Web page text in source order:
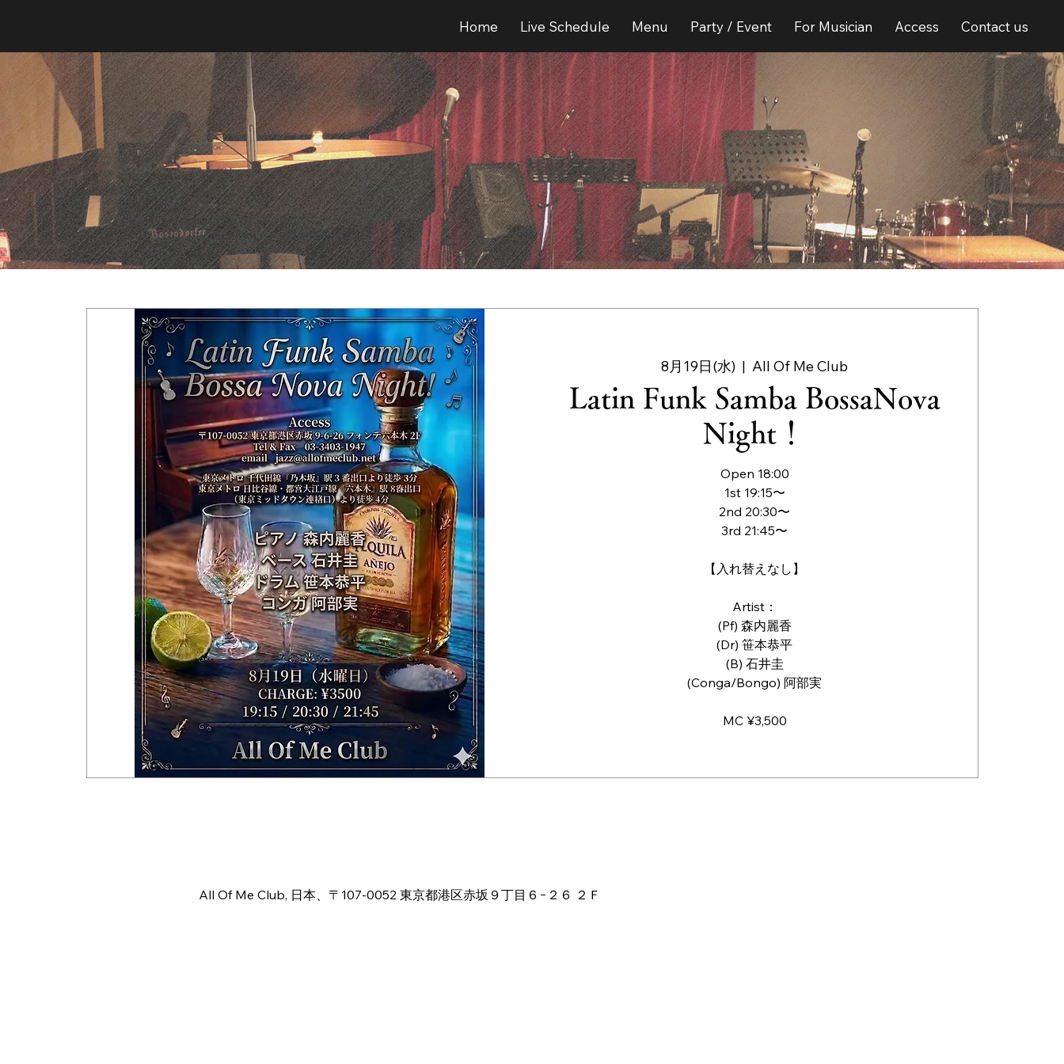
Home Live Schedule Menu Party / Event For Musician Access Contact us
8月19日(水)
  |
All Of Me Club
Latin Funk Samba BossaNova
Night！
Open 18:00
1st 19:15〜
2nd 20:30〜
3rd 21:45〜
【入れ替えなし】
Artist：
(Pf) 森内麗香
(Dr) 笹本恭平
(B) 石井圭
(Conga/Bongo) 阿部実
MC ¥3,500
All Of Me Club, 日本、〒107-0052 東京都港区赤坂９丁目６−２６ ２Ｆ